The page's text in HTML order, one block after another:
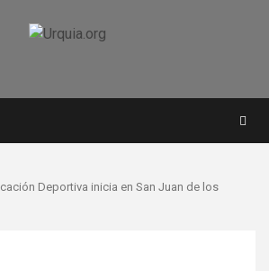
Deportiva inicia en San Juan de los